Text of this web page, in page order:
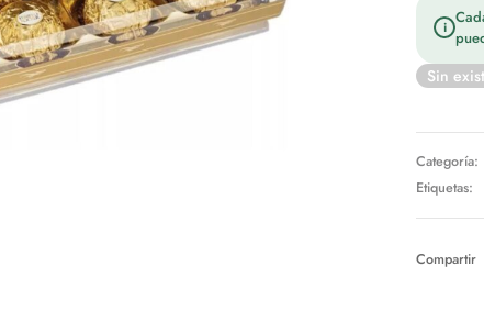
i
Sin
Categoría:
Etiquetas:
Compartir